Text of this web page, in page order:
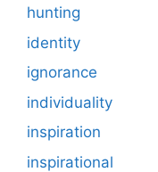
hunting
identity
ignorance
individuality
inspiration
inspirational